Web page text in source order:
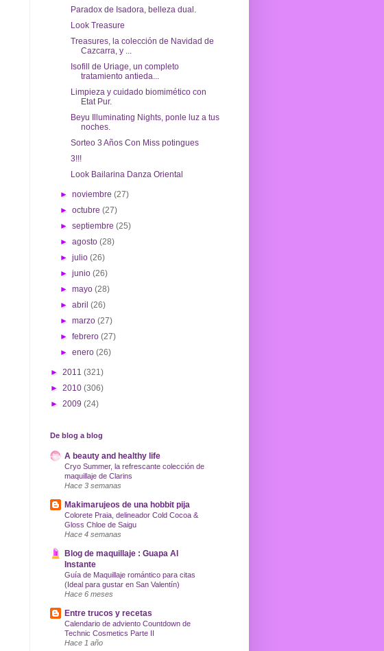
Paradox de Isadora, belleza dual.
Look Treasure
Treasures, la colección de Navidad de
Cazcarra, y ...
Isofill de Uriage, un completo
tratamiento antieda...
Limpieza y cuidado biomimético con
Etat Pur.
Beyu Illuminating Nights, ponle luz a tus
noches.
Sorteo 3 Años Con Miss potingues
3!!!
Look Bailarina Danza Oriental
►noviembre(27)
►octubre(27)
►septiembre(25)
►agosto(28)
►julio(26)
►junio(26)
►mayo(28)
►abril(26)
►marzo(27)
►febrero(27)
►enero(26)
► 2011 (321)
► 2010 (306)
► 2009 (24)
De blog a blog
A beauty and healthy life
Cryo Summer, la refrescante colección de
maquillaje de Clarins
Hace 3 semanas
Makimarujeos de una hobbit pija
Colorete Praia, delineador Cold Cocoa &
Gloss Chloe de Saigu
Hace 4 semanas
Blog de maquillaje : Guapa Al
Instante
Guía de Maquillaje romántico para citas
(Ideal para gustar en San Valentín)
Hace 6 meses
Entre trucos y recetas
Calendario de adviento Countdown de
Technic Cosmetics Parte II
Hace 1 año